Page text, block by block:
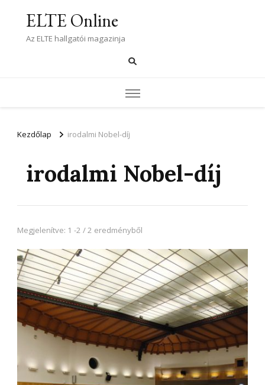
ELTE Online
Az ELTE hallgatói magazinja
Kezdőlap irodalmi Nobel-díj
irodalmi Nobel-díj
Megjelenítve: 1 -2 / 2 eredményből